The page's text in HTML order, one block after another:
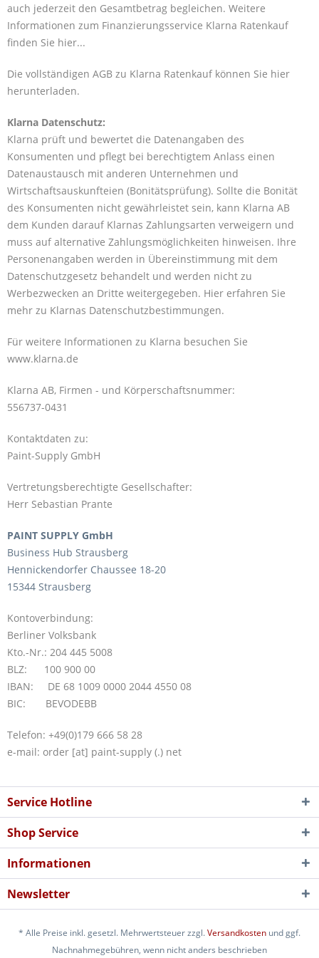
auch jederzeit den Gesamtbetrag begleichen. Weitere
Informationen zum Finanzierungsservice Klarna Ratenkauf
finden Sie hier...
Die vollständigen AGB zu Klarna Ratenkauf können Sie hier
herunterladen.
Klarna Datenschutz:
Klarna prüft und bewertet die Datenangaben des
Konsumenten und pflegt bei berechtigtem Anlass einen
Datenaustausch mit anderen Unternehmen und
Wirtschaftsauskunfteien (Bonitätsprüfung). Sollte die Bonität
des Konsumenten nicht gewährleistet sein, kann Klarna AB
dem Kunden darauf Klarnas Zahlungsarten verweigern und
muss auf alternative Zahlungsmöglichkeiten hinweisen. Ihre
Personenangaben werden in Übereinstimmung mit dem
Datenschutzgesetz behandelt und werden nicht zu
Werbezwecken an Dritte weitergegeben. Hier erfahren Sie
mehr zu Klarnas Datenschutzbestimmungen.
Für weitere Informationen zu Klarna besuchen Sie
www.klarna.de
Klarna AB, Firmen - und Körperschaftsnummer:
556737-0431
Kontaktdaten zu:
Paint-Supply GmbH
Vertretungsberechtigte Gesellschafter:
Herr Sebastian Prante
PAINT SUPPLY GmbH
Business Hub Strausberg
Hennickendorfer Chaussee 18-20
15344 Strausberg
Kontoverbindung:
Berliner Volksbank
Kto.-Nr.: 204 445 5008
BLZ: 100 900 00
IBAN: DE 68 1009 0000 2044 4550 08
BIC: BEVODEBB
Telefon: +49(0)179 666 58 28
e-mail: order [at] paint-supply (.) net
Service Hotline
Shop Service
Informationen
Newsletter
* Alle Preise inkl. gesetzl. Mehrwertsteuer zzgl.Versandkosten und ggf.
Nachnahmegebühren, wenn nicht anders beschrieben